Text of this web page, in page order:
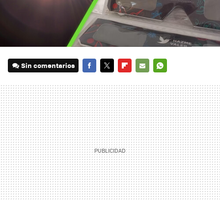
Sin comentarios
MAIL